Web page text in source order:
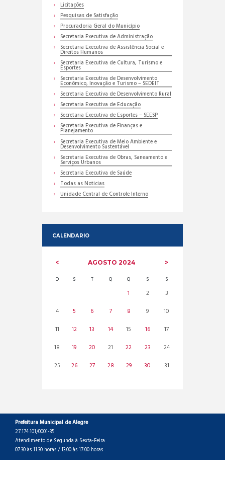
Licitações
Pesquisas de Satisfação
Procuradoria Geral do Município
Secretaria Executiva de Administração
Secretaria Executiva de Assistência Social e
Direitos Humanos
Secretaria Executiva de Cultura, Turismo e
Esportes
Secretaria Executiva de Desenvolvimento
Econômico, Inovação e Turismo – SEDEIT
Secretaria Executiva de Desenvolvimento Rural
Secretaria Executiva de Educação
Secretaria Executiva de Esportes – SEESP
Secretaria Executiva de Finanças e
Planejamento
Secretaria Executiva de Meio Ambiente e
Desenvolvimento Sustentável
Secretaria Executiva de Obras, Saneamento e
Serviços Urbanos
Secretaria Executiva de Saúde
Todas as Noticias
Unidade Central de Controle Interno
CALENDARIO
AGOSTO 2024
D S T Q Q S S
1 2
3
4
5 6 7 8 9
10
11
12 13 14 15 16
17
18
19 20 21 22 23
24
25
26 27 28 29 30 31
Prefeitura Municipal de Alegre
27.174.101/0001-35
Atendimento de Segunda à Sexta-Feira
07:30 às 11:30 horas / 13:00 às 17:00 horas